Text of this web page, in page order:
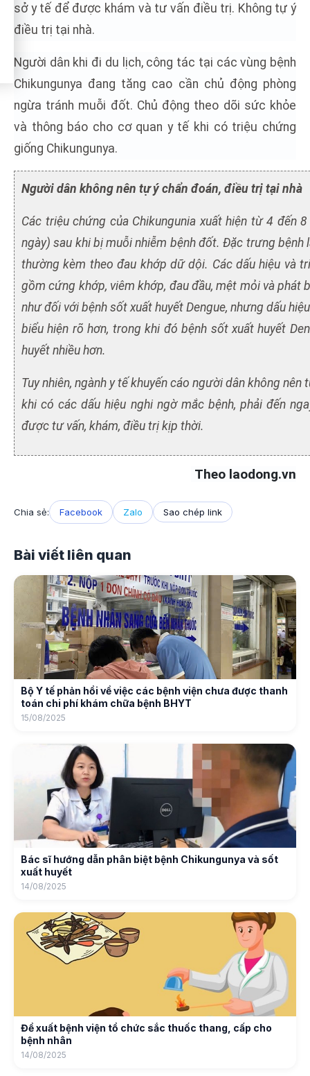
sở y tế để được khám và tư vấn điều trị. Không tự ý
điều trị tại nhà.
Người dân khi đi du lịch, công tác tại các vùng bệnh
Chikungunya đang tăng cao cần chủ động phòng
ngừa tránh muỗi đốt. Chủ động theo dõi sức khỏe
và thông báo cho cơ quan y tế khi có triệu chứng
giống Chikungunya.
Người dân không nên tự ý chẩn đoán, điều trị tại nhà
Các triệu chứng của Chikungunia xuất hiện từ 4 đến
ngày) sau khi bị muỗi nhiễm bệnh đốt. Đặc trưng
thường kèm theo đau khớp dữ dội. Các dấu hiệu và
gồm cứng khớp, viêm khớp, đau đầu, mệt mỏi và phát
như đối với bệnh sốt xuất huyết Dengue, nhưng dấu
biểu hiện rõ hơn, trong khi đó bệnh sốt xuất huyết
huyết nhiều hơn.
Tuy nhiên, ngành y tế khuyến cáo người dân không nên
khi có các dấu hiệu nghi ngờ mắc bệnh, phải đến
được tư vấn, khám, điều trị kịp thời.
Theo laodong.vn
Chia sẻ: Facebook Zalo Sao chép link
Bài viết liên quan
Bộ Y tế phản hồi về việc các bệnh viện chưa được thanh
toán chi phí khám chữa bệnh BHYT
15/08/2025
Bác sĩ hướng dẫn phân biệt bệnh Chikungunya và sốt
xuất huyết
14/08/2025
Đề xuất bệnh viện tổ chức sắc thuốc thang, cấp cho
bệnh nhân
14/08/2025